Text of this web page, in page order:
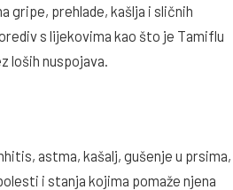
gripe, prehlade, kašlja i sličnih
s lijekovima kao što je Tamiflu
loših nuspojava.
astma, kašalj, gušenje u prsima,
i stanja kojima pomaže njena